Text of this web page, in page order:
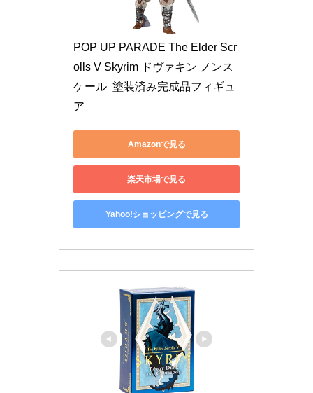
POP UP PARADE The Elder Scr
olls V Skyrim ドヴァキン ノンス
ケール  塗装済み完成品フィギュ
ア
Amazonで見る
楽天市場で見る
Yahoo!ショッピングで見る